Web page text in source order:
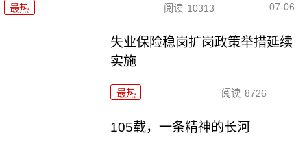
最热 阅读 10313 07-06
失业保险稳岗扩岗政策举措延续
实施
最热 阅读 8726
105载，一条精神的长河